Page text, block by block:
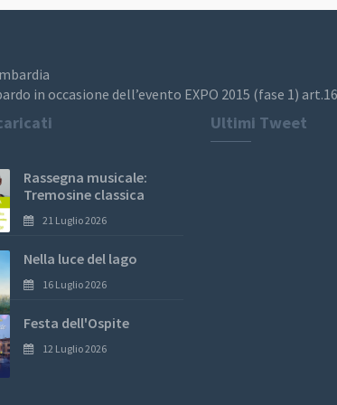
in occasione dell’evento EXPO 2015 (fase 1)
Rassegna musicale:
Tremosine classica
21 Luglio 2026
Nella luce del lago
16 Luglio 2026
Festa dell'Ospite
12 Luglio 2026
Ultimi Tweet